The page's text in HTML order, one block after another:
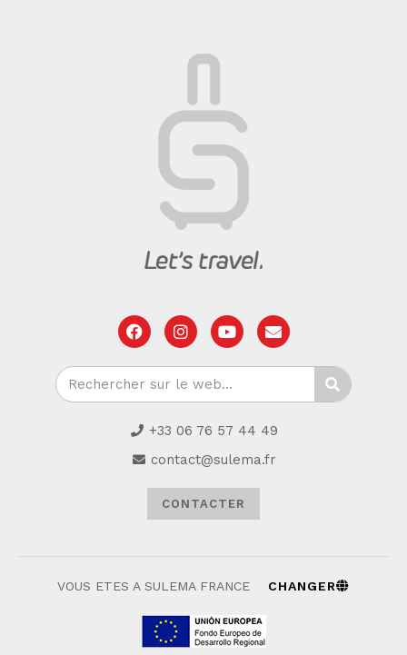
+33 06 76 57 44 49
contact@sulema.fr
CONTACTER
VOUS ETES A SULEMA FRANCE CHANGER